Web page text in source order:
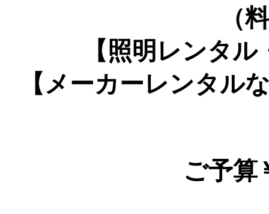
（
【照明レンタ
【メーカーレンタル
ご予算